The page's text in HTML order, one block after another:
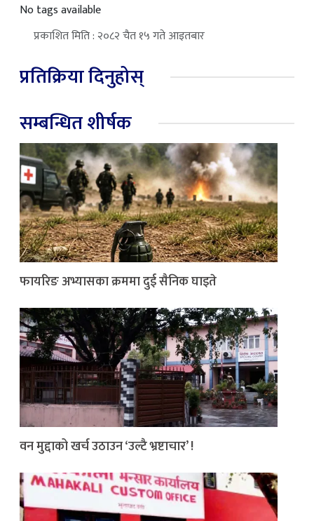
No tags available
प्रकाशित मिति : २०८२ चैत १५ गते आइतबार
प्रतिक्रिया दिनुहोस्
सम्बन्धित शीर्षक
फायरिङ अभ्यासका क्रममा दुई सैनिक घाइते
वन मुद्दाको खर्च उठाउन ‘उल्टै भ्रष्टाचार’ !